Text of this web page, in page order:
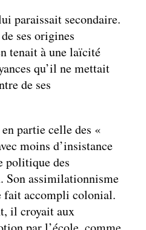
paraissait secondaire.
ses origines
tenait à une laïcité
qu’il ne mettait
de ses
partie celle des «
moins d’insistance
politique des
Son assimilationnisme
fait accompli colonial.
il croyait aux